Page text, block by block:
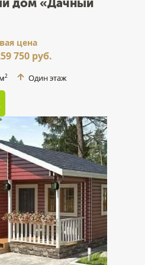
дом «Дачный
цена
750 руб.
2 Один этаж